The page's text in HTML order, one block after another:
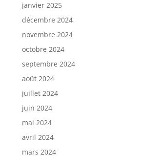
janvier 2025
décembre 2024
novembre 2024
octobre 2024
septembre 2024
août 2024
juillet 2024
juin 2024
mai 2024
avril 2024
mars 2024